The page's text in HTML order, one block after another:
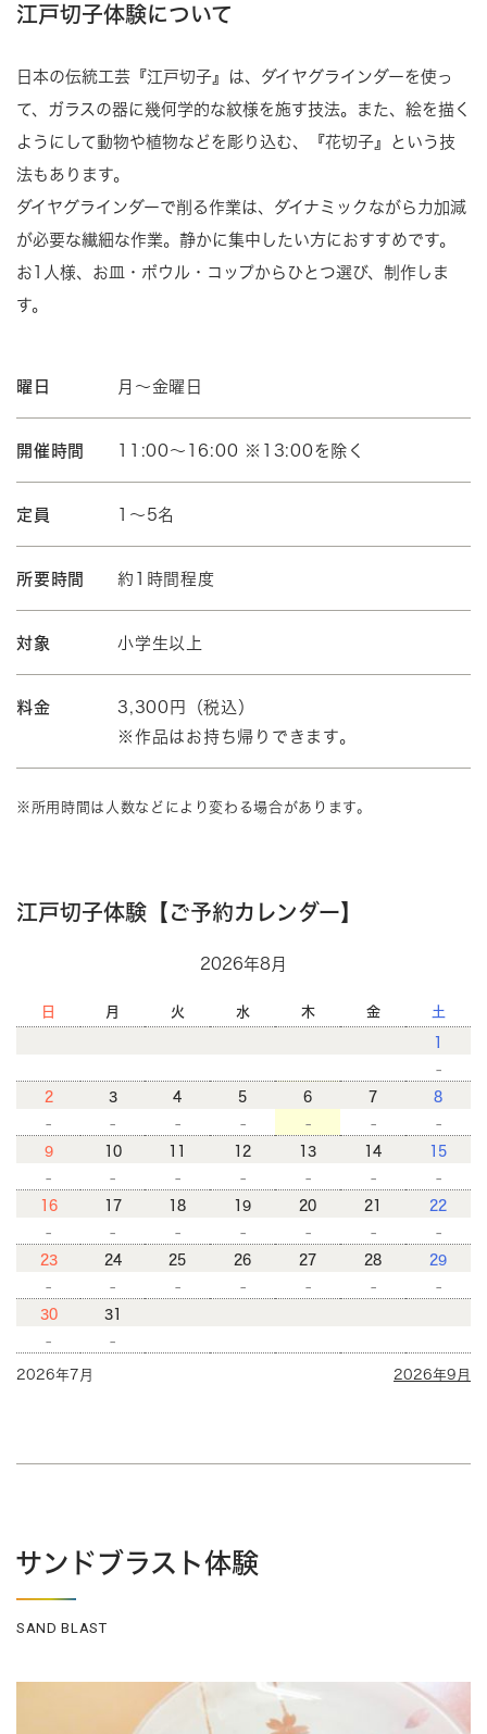
江戸切子体験について
日本の伝統工芸『江戸切子』は、ダイヤグラインダーを使っ
て、ガラスの器に幾何学的な紋様を施す技法。また、絵を描く
ようにして動物や植物などを彫り込む、『花切子』という技
法もあります。
ダイヤグラインダーで削る作業は、ダイナミックながら力加減
が必要な繊細な作業。静かに集中したい方におすすめです。
お1人様、お皿・ボウル・コップからひとつ選び、制作しま
す。
曜日 月～金曜日
開催時間 11:00～16:00 ※13:00を除く
定員 1～5名
所要時間 約1時間程度
対象 小学生以上
料金
3,300円（税込）
※作品はお持ち帰りできます。
※所用時間は人数などにより変わる場合があります。
江戸切子体験【ご予約カレンダー】
2026年8月
日 月 火 水 木 金 土
1
-
2
-
3
-
4
-
5
-
6
-
7
-
8
-
9
-
10
-
11
-
12
-
13
-
14
-
15
-
16
-
17
-
18
-
19
-
20
-
21
-
22
-
23
-
24
-
25
-
26
-
27
-
28
-
29
-
30
-
31
-
2026年7月 2026年9月
サンドブラスト体験
SAND BLAST